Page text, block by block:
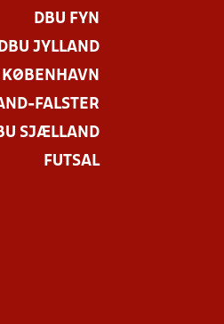
DBU FYN
JYLLAND
KØBENHAVN
FALSTER
SJÆLLAND
FUTSAL